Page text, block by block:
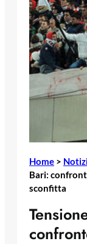
Home >
Bari:
sconfitta